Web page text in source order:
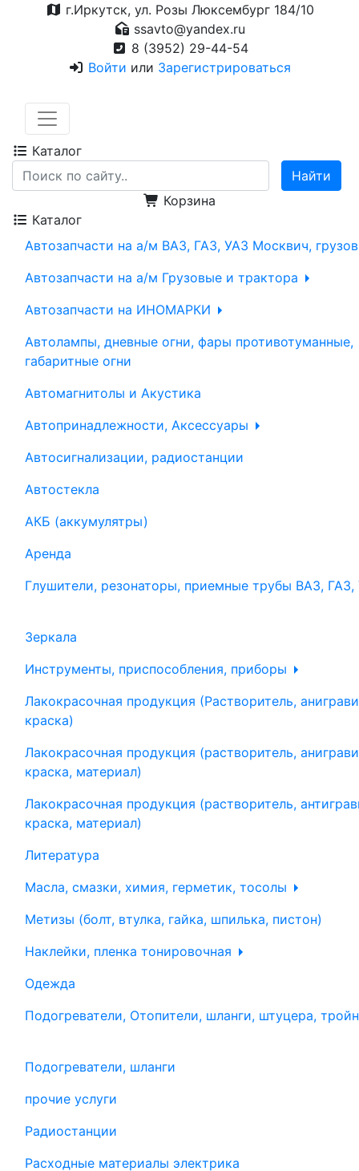
г.Иркутск, ул. Розы Люксембург 184/10
ssavto@yandex.ru
8 (3952) 29-44-54
Войти или Зарегистрироваться
Каталог
Корзина
Каталог
Автозапчасти на а/м ВАЗ, ГАЗ, УАЗ Москвич,
Автозапчасти на а/м Грузовые и трактора
Автозапчасти на ИНОМАРКИ
Автолампы, дневные огни, фары противотуманные,
габаритные огни
Автомагнитолы и Акустика
Автопринадлежности, Аксессуары
Автосигнализации, радиостанции
Автостекла
АКБ (аккумулятры)
Аренда
Глушители, резонаторы, приемные трубы ВАЗ, ГАЗ,
Зеркала
Инструменты, приспособления, приборы
Лакокрасочная продукция (Растворитель,
краска)
Лакокрасочная продукция (растворитель,
краска, материал)
Лакокрасочная продукция (растворитель,
краска, материал)
Литература
Масла, смазки, химия, герметик, тосолы
Метизы (болт, втулка, гайка, шпилька, пистон)
Наклейки, пленка тонировочная
Одежда
Подогреватели, Отопители, шланги, штуцера,
Подогреватели, шланги
прочие услуги
Радиостанции
Расходные материалы электрика